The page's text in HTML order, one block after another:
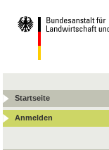
Startseite
Anmelden